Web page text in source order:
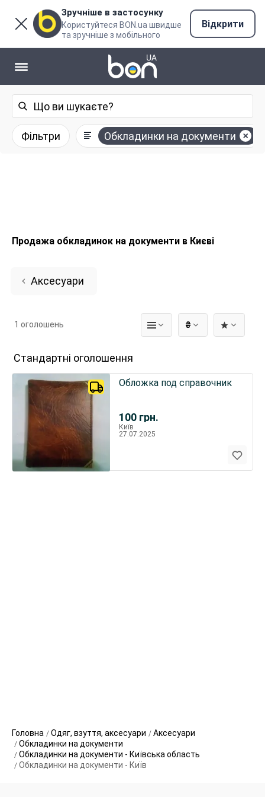
Зручніше в застосунку
Користуйтеся BON.ua швидше
та зручніше з мобільного
Відкрити
Фільтри Обкладинки на документи
Продажа обкладинок на документи в Києві
Аксесуари
₴
1 оголошень
Стандартні оголошення
100 грн.
Обложка под справочник
Київ
27.07.2025
Головна Одяг, взуття, аксесуари
Аксесуари
Обкладинки на документи
Обкладинки на документи - Київська область
Обкладинки на документи - Київ